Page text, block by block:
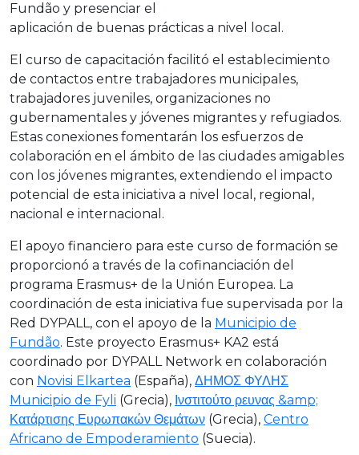
Fundão y presenciar el
aplicación de buenas prácticas a nivel local.
El curso de capacitación facilitó el establecimiento
de contactos entre trabajadores municipales,
trabajadores juveniles, organizaciones no
gubernamentales y jóvenes migrantes y refugiados.
Estas conexiones fomentarán los esfuerzos de
colaboración en el ámbito de las ciudades amigables
con los jóvenes migrantes, extendiendo el impacto
potencial de esta iniciativa a nivel local, regional,
nacional e internacional.
El apoyo financiero para este curso de formación se
proporcionó a través de la cofinanciación del
programa Erasmus+ de la Unión Europea. La
coordinación de esta iniciativa fue supervisada por la
Red DYPALL, con el apoyo de la Municipio de
Fundão. Este proyecto Erasmus+ KA2 está
coordinado por DYPALL Network en colaboración
con Novisi Elkartea (España), ΔΗΜΟΣ ΦΥΛΗΣ
Municipio de Fyli (Grecia), Ινστιτούτο ρευνας &amp;
Κατάρτισης Ευρωπακών Θεμάτων (Grecia), Centro
Africano de Empoderamiento (Suecia).